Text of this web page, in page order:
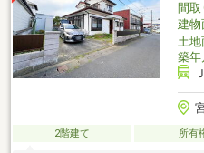
間取
建物
土
築年
2階建て 所有